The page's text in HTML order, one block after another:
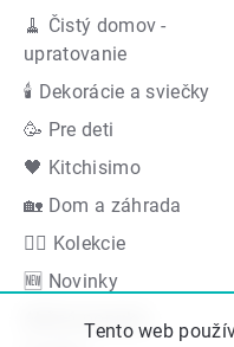
Tento web
🧹 Čistý domov -
upratovanie
🕯 Dekorácie a sviečky
🥳 Pre deti
🖤 Kitchisimo
🏡 Dom a záhrada
👍🏻 Kolekcie
🆕 Novinky
Akčná ponuka